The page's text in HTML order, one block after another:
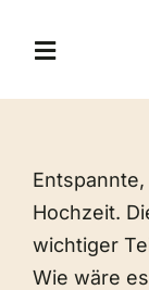
Inhalt
Toggle
Jägerhof
Eventlocation
Hochzeit.
wichtiger
Wie wäre